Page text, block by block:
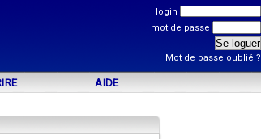
login
mot de passe
Mot de passe oublié ?
AIDE